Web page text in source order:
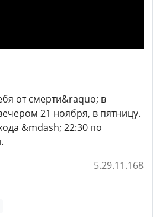
от смерти&raquo; в
21 ноября, в пятницу.
&mdash; 22:30 по
5.29.11.168